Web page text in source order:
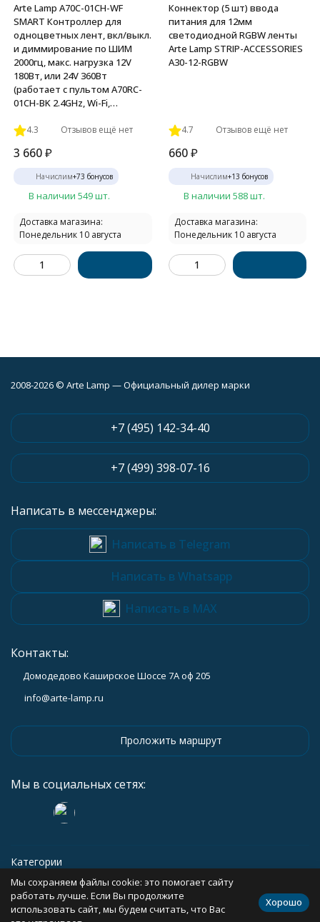
Arte Lamp A70C-01CH-WF
SMART Контроллер для
одноцветных лент, вкл/выкл.
и диммирование по ШИМ
2000гц, макс. нагрузка 12V
180Вт, или 24V 360Вт
(работает с пультом A70RC-
01CH-BK 2.4GHz, Wi-Fi,
app, Яндекс Алиса
4.3 Отзывов ещё нет
3 660₽
Начислим+73 бонусов
В наличии 549 шт.
Доставка магазина:
Понедельник 10 августа
Коннектор (5 шт) ввода
питания для 12мм
светодиодной RGBW ленты
Arte Lamp STRIP-ACCESSORIES
A30-12-RGBW
4.7 Отзывов ещё нет
660 ₽
Начислим+13 бонусов
В наличии 588 шт.
Доставка магазина:
Понедельник 10 августа
2008-2026 © Arte Lamp — Официальный дилер марки
+7 (495) 142-34-40
+7 (499) 398-07-16
Написать в мессенджеры:
Написать в Telegram
Написать в Whatsapp
Написать в MAX
Контакты:
Домодедово Каширское Шоссе 7А оф 205
info@arte-lamp.ru
Проложить маршрут
Мы в социальных сетях:
Категории
Информация
Мы сохраняем файлы cookie: это помогает сайту
работать лучше. Если Вы продолжите
использовать сайт, мы будем считать, что Вас
Хорошо